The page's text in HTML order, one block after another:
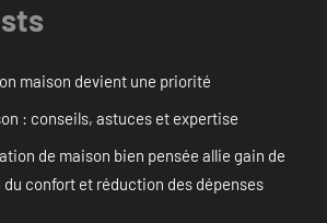
maison devient une priorité
: conseils, astuces et expertise
de maison bien pensée allie gain de
confort et réduction des dépenses